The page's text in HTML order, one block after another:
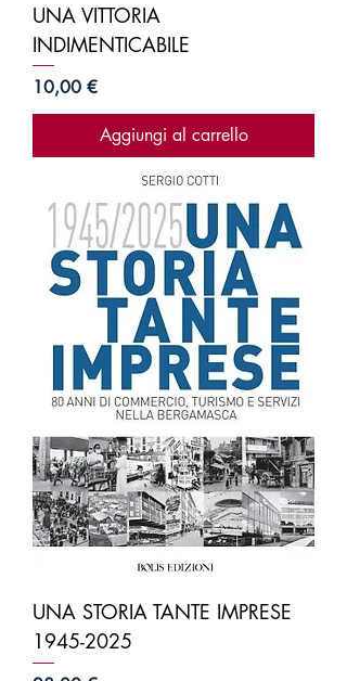
UNA VITTORIA
INDIMENTICABILE
Prezzo
10,00 €
Aggiungi al carrello
UNA STORIA TANTE IMPRESE
1945-2025